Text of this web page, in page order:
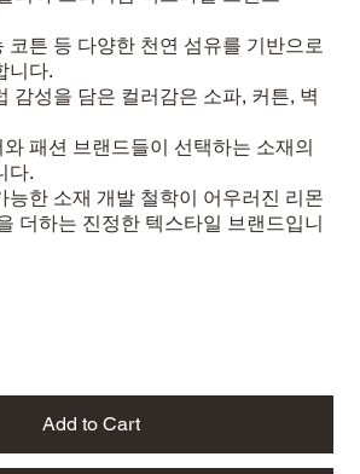
코튼 등 다양한 천연 섬유를 기반으로
니다.
감성을 담은 컬러감은 소파, 커튼, 벽
패션 브랜드들이 선택하는 소재의
다.
능한 소재 개발 철학이 어우러진 리몬
더하는 진정한 텍스타일 브랜드입니
Add to Cart